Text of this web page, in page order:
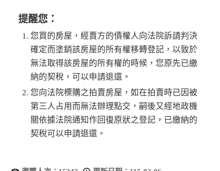
提醒您：
您買的房屋，經賣方的債權人向法院訴請判決
確定而塗銷該房屋的所有權移轉登記，以致於
無法取得該房屋的所有權的時候，您原先已繳
納的契稅，可以申請退還。
您向法院標購之拍賣房屋，如在拍賣時已因被
第三人占用而無法辦理點交，嗣後又經地政機
關依據法院通知作回復原狀之登記，已繳納的
契稅可以申請退還。